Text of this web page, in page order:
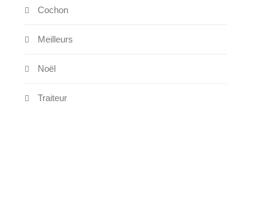
Cochon
Meilleurs
Noël
Traiteur